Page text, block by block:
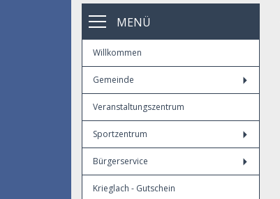
MENÜ
Willkommen
Gemeinde
Veranstaltungszentrum
Sportzentrum
Bürgerservice
Krieglach - Gutschein